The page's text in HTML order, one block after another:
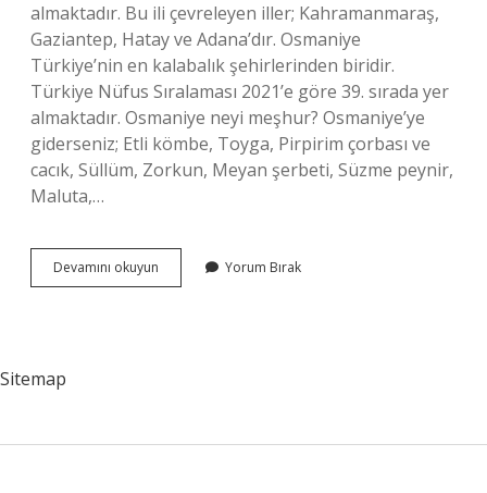
almaktadır. Bu ili çevreleyen iller; Kahramanmaraş,
Gaziantep, Hatay ve Adana’dır. Osmaniye
Türkiye’nin en kalabalık şehirlerinden biridir.
Türkiye Nüfus Sıralaması 2021’e göre 39. sırada yer
almaktadır. Osmaniye neyi meşhur? Osmaniye’ye
giderseniz; Etli kömbe, Toyga, Pirpirim çorbası ve
cacık, Süllüm, Zorkun, Meyan şerbeti, Süzme peynir,
Maluta,…
Devamını okuyun Osmaniye
Nereye
Yorum Bırak
Sitemap